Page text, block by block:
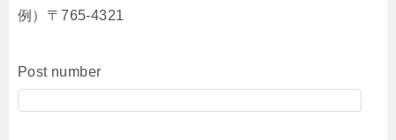
例）〒765-4321
Post number